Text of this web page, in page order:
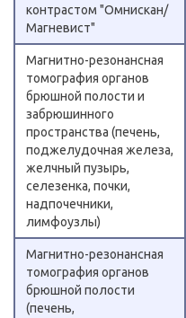
контрастом "Омнискан/
Магневист"
Магнитно-резонансная
томография органов
брюшной полости и
забрюшинного
пространства (печень,
поджелудочная железа,
желчный пузырь,
селезенка, почки,
надпочечники,
лимфоузлы)
Магнитно-резонансная
томография органов
брюшной полости
(печень,